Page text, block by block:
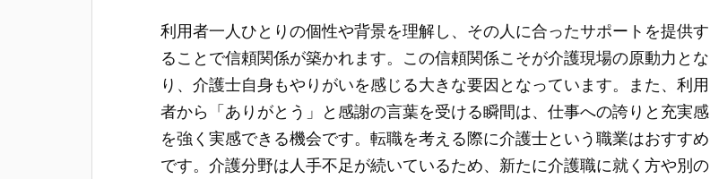
利用者一人ひとりの個性や背景を理解し、その人に合ったサポートを提供す
ることで信頼関係が築かれます。この信頼関係こそが介護現場の原動力とな
り、介護士自身もやりがいを感じる大きな要因となっています。また、利用
者から「ありがとう」と感謝の言葉を受ける瞬間は、仕事への誇りと充実感
を強く実感できる機会です。転職を考える際に介護士という職業はおすすめ
です。介護分野は人手不足が続いているため、新たに介護職に就く方や別の